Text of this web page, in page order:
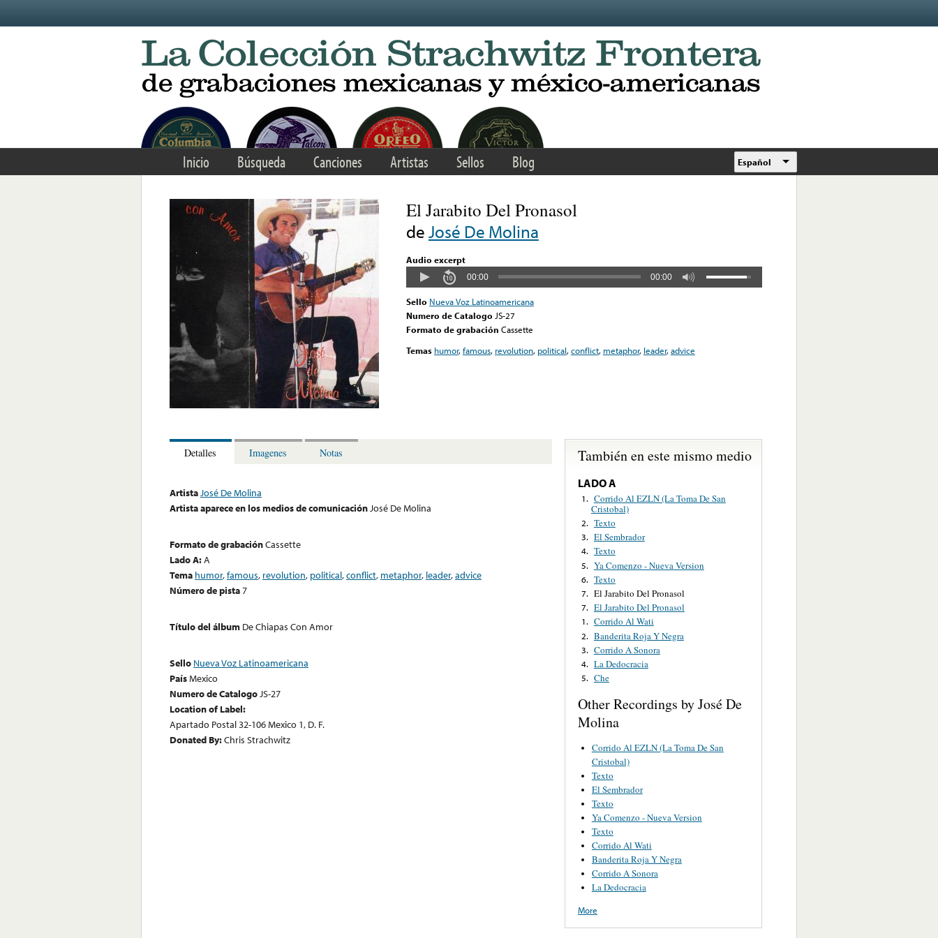
Inicio Búsqueda Canciones Artistas Sellos Blog Español
El Jarabito Del Pronasol
deJosé De Molina
Audio excerpt
00:00 00:00
Sello Nueva Voz Latinoamericana
Numero de Catalogo JS-27
Formato de grabación Cassette
Temas humor,famous, revolution, political,conflict, metaphor, leader,advice
Detalles Imagenes Notas
ArtistaJosé De Molina
Artista aparece en los medios de comunicaciónJosé De Molina
Formato de grabaciónCassette
Lado A:A
Tema humor,famous, revolution, political,conflict, metaphor, leader,advice
Número de pista7
Título del álbum De Chiapas Con Amor
Sello Nueva Voz Latinoamericana
PaísMexico
Numero de CatalogoJS-27
Location of Label:
Apartado Postal 32-106 Mexico 1, D. F.
Donated By:Chris Strachwitz
También en este mismo medio
LADO A
1. Corrido Al EZLN (La Toma De San
Cristobal)
2. Texto
3. El Sembrador
4. Texto
5. Ya Comenzo - Nueva Version
6. Texto
7. El Jarabito Del Pronasol
7. El Jarabito Del Pronasol
1. Corrido Al Wati
2. Banderita Roja Y Negra
3. Corrido A Sonora
4. La Dedocracia
5. Che
Other Recordings by José De
Molina
Corrido Al EZLN (La Toma De San
Cristobal)
Texto
El Sembrador
Texto
Ya Comenzo - Nueva Version
Texto
Corrido Al Wati
Banderita Roja Y Negra
Corrido A Sonora
La Dedocracia
More